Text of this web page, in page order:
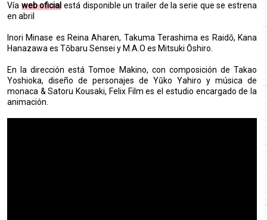
Vía web oficial está disponible un trailer de la serie que se estrena
en abril
Inori Minase es Reina Aharen, Takuma Terashima es Raidō, Kana
Hanazawa es Tōbaru Sensei y M.A.O es Mitsuki Ōshiro.
En la dirección está Tomoe Makino, con composición de Takao
Yoshioka, diseño de personajes de Yūko Yahiro y música de
monaca & Satoru Kousaki, Felix Film es el estudio encargado de la
animación.